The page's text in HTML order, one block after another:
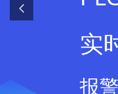
实
报